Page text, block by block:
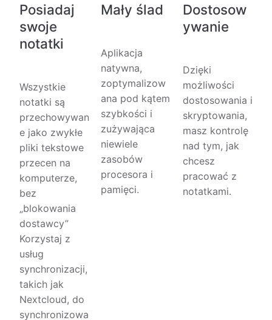
Posiadaj
swoje
notatki
Wszystkie
notatki są
przechowywan
e jako zwykłe
pliki tekstowe
przecen na
komputerze,
bez
„blokowania
dostawcy”
Korzystaj z
usług
synchronizacji,
takich jak
Nextcloud, do
synchronizowa
Mały ślad
Aplikacja
natywna,
zoptymalizow
ana pod kątem
szybkości i
zużywająca
niewiele
zasobów
procesora i
pamięci.
Dostosow
ywanie
Dzięki
możliwości
dostosowania i
skryptowania,
masz kontrolę
nad tym, jak
chcesz
pracować z
notatkami.